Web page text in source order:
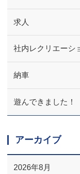
求人
社内レクリエーシ
納車
遊んできました！
アーカイブ
2026年8月